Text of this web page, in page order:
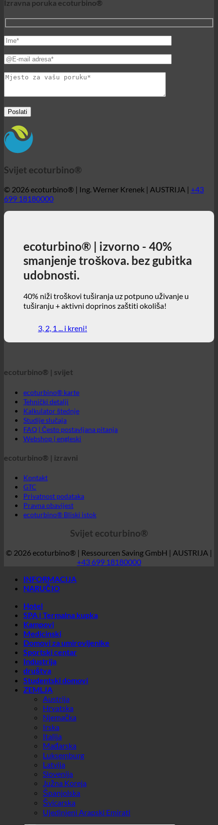
Svijet ecoturbino®
© 2026 ecoturbino® | Ing. Werner Krenek | AUSTRIJA |
ecoturbino® | izvorno - 40%
smanjenje troškova. bez gubitka
udobnosti.
40% niži troškovi tuširanja uz potpuno uživanje u
tuširanju + aktivni doprinos zaštiti okoliša!
ecoturbino® karte
Tehnički detalji
Kalkulator štednje
Studije slučaja
FAQ | Često postavljana pitanja
ecoturbino® | izravni
Kontakt
GTC
Privatnost podataka
Pravna obavijest
Svijet ecoturbino®
© 2026 ecoturbino® | Ressourcen Saving GmbH | AUSTRIJA |
INFORMACIJA
Hotel
SPA | Termalna kupka
Kampovi
Medicinski
Domovi za umirovljenike
Sportski centar
Industrija
društva
Studentski domovi
ZEMLJA
Austrija
Hrvatska
Njemačka
Irska
Italija
Mađarska
Luksemburg
Latvija
Slovenija
Južna Koreja
Španjolska
Švicarska
Ujedinjeni Arapski Emirati